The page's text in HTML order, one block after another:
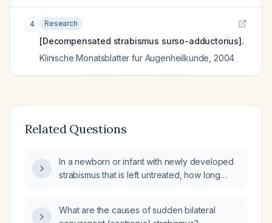
4 Research
[Decompensated strabismus surso-adductorius].
Klinische Monatsblatter fur Augenheilkunde 2004
Related Questions
In a newborn or infant with newly developed
strabismus that is left untreated, how long
What are the causes of sudden bilateral